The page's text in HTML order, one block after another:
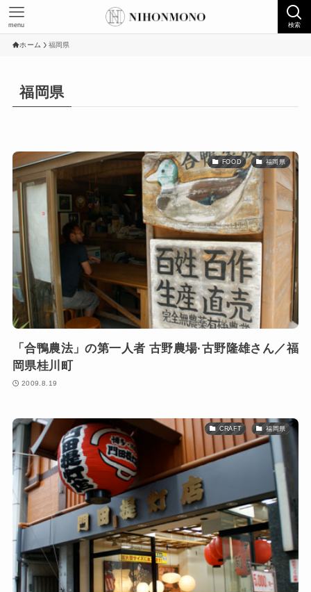
検索
menu
ホーム 福岡県
福岡県
FOOD 福岡県
「合鴨農法」の第一人者 古野農場·古野隆雄さん／福
岡県桂川町
2009.8.19
CRAFT 福岡県